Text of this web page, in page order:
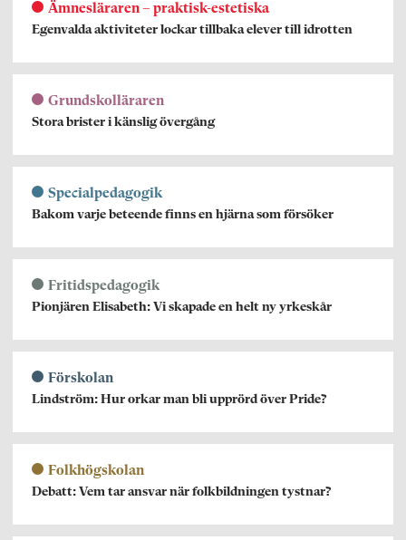
Ämnesläraren – praktisk-estetiska
Egenvalda aktiviteter lockar tillbaka elever till idrotten
Grundskolläraren
Stora brister i känslig övergång
Specialpedagogik
Bakom varje beteende finns en hjärna som försöker
Fritidspedagogik
Pionjären Elisabeth: Vi skapade en helt ny yrkeskår
Förskolan
Lindström: Hur orkar man bli upprörd över Pride?
Folkhögskolan
Debatt: Vem tar ansvar när folkbildningen tystnar?